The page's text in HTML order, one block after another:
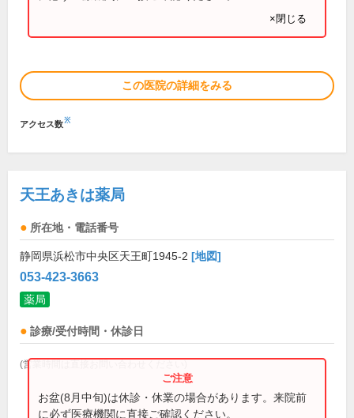
×閉じる
この医院の詳細をみる
アクセス数※
天王あきは薬局
所在地・電話番号
静岡県浜松市中央区天王町1945-2 [地図]
053-423-3663
薬局
診療/受付時間・休診日
(営業時間は直接お問い合わせください)
お盆(8月中旬)は休診・休業の場合があります。来院前
に必ず医療機関に直接ご確認ください。